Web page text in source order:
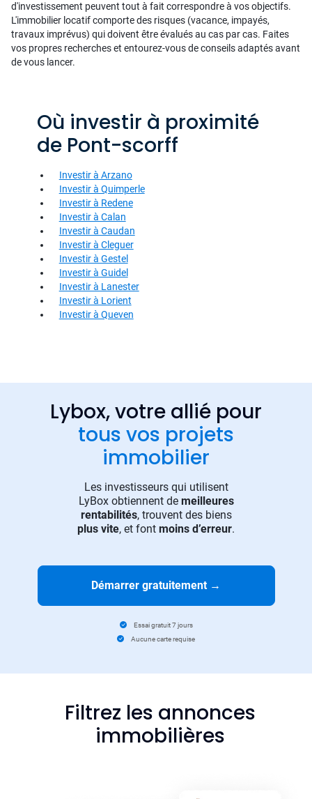
d'investissement peuvent tout à fait correspondre à vos objectifs.
L'immobilier locatif comporte des risques (vacance, impayés,
travaux imprévus) qui doivent être évalués au cas par cas. Faites
vos propres recherches et entourez-vous de conseils adaptés avant
de vous lancer.
Où investir à proximité
de Pont-scorff
Investir à Arzano
Investir à Quimperle
Investir à Redene
Investir à Calan
Investir à Caudan
Investir à Cleguer
Investir à Gestel
Investir à Guidel
Investir à Lanester
Investir à Lorient
Investir à Queven
Lybox, votre allié pour
tous vos projets
immobilier
Les investisseurs qui utilisent
LyBox obtiennent de meilleures
rentabilités, trouvent des biens
plus vite, et font moins d’erreur.
Démarrer gratuitement →
Essai gratuit 7 jours
Aucune carte requise
Filtrez les annonces
immobilières